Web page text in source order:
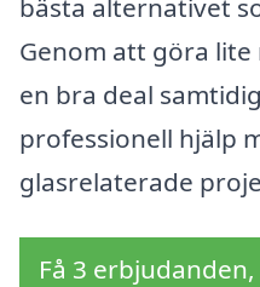
bästa alternativet
Genom att göra lite
en bra deal
professionell hjälp
glasrelaterade
Få 3